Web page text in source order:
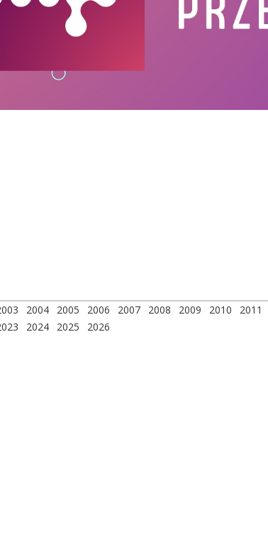
2004 2005 2006 2007 2008 2009 2010 2011
2024 2025 2026